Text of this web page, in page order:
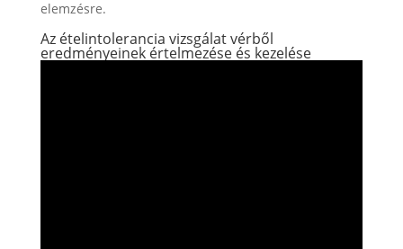
elemzésre.
Az ételintolerancia vizsgálat vérből
eredményeinek értelmezése és kezelése